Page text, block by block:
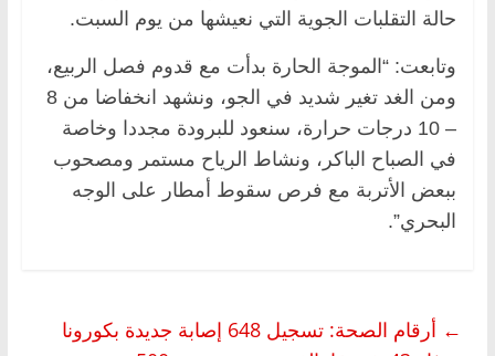
حالة التقلبات الجوية التي نعيشها من يوم السبت.
وتابعت: “الموجة الحارة بدأت مع قدوم فصل الربيع،
ومن الغد تغير شديد في الجو، ونشهد انخفاضا من 8
– 10 درجات حرارة، سنعود للبرودة مجددا وخاصة
في الصباح الباكر، ونشاط الرياح مستمر ومصحوب
ببعض الأتربة مع فرص سقوط أمطار على الوجه
البحري”.
←
أرقام الصحة: تسجيل 648 إصابة جديدة بكورونا